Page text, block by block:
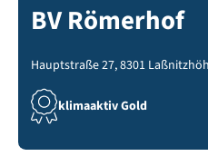
BV Römerhof
Hauptstraße 27, 8301
klimaaktiv Gold